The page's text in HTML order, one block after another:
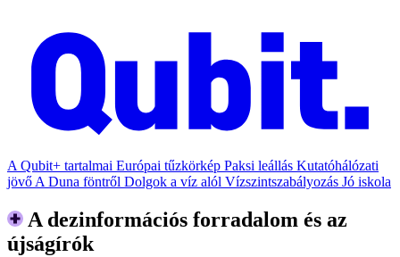
A Qubit+ tartalmai Európai tűzkörkép Paksi leállás Kutatóhálózati
jövő A Duna föntről Dolgok a víz alól Vízszintszabályozás Jó iskola
A dezinformációs forradalom és az
újságírók